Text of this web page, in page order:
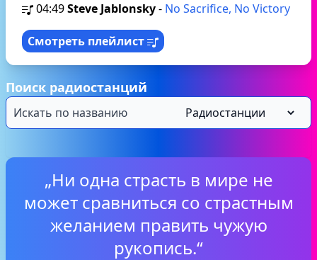
04:49Steve Jablonsky- No Sacrifice, No Victory
Смотреть плейлист
Поиск радиостанций
„Ни одна страсть в мире не
может сравниться со страстным
желанием править чужую
рукопись.“